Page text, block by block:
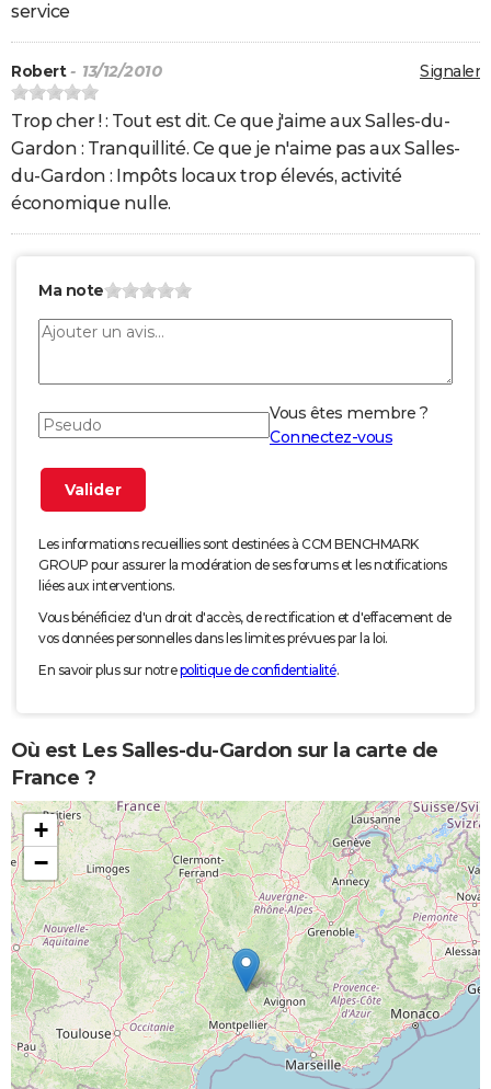
service
Signaler
Robert- 13/12/2010
Trop cher ! : Tout est dit. Ce que j'aime aux Salles-du-
Gardon : Tranquillité. Ce que je n'aime pas aux Salles-
du-Gardon : Impôts locaux trop élevés, activité
économique nulle.
Ma note
Vous êtes membre ?
Connectez-vous
Les informations recueillies sont destinées à CCM BENCHMARK
GROUP pour assurer la modération de ses forums et les notifications
liées aux interventions.
Vous bénéficiez d'un droit d'accès, de rectification et d'effacement de
vos données personnelles dans les limites prévues par la loi.
En savoir plus sur notrepolitique de confidentialité.
Où est Les Salles-du-Gardon sur la carte de
France ?
+
−